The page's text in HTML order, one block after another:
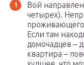
Вой
четырех).
проживающего
Если там
домочадцев –
квартира –